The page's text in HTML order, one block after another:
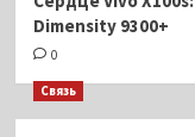
Dimensity 9300+
0
Связь